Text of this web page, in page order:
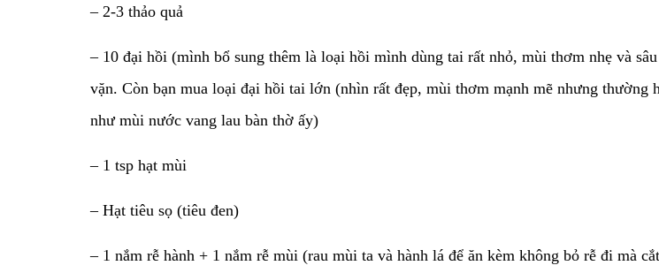
– 2-3 thảo quả
– 10 đại hồi (mình bổ sung thêm là loại hồi mình dùng tai rất nhỏ, mùi thơm nhẹ và
vặn. Còn bạn mua loại đại hồi tai lớn (nhìn rất đẹp, mùi thơm mạnh mẽ nhưng
như mùi nước vang lau bàn thờ ấy)
– 1 tsp hạt mùi
– Hạt tiêu sọ (tiêu đen)
– 1 nắm rễ hành + 1 nắm rễ mùi (rau mùi ta và hành lá để ăn kèm không bỏ rễ đi mà